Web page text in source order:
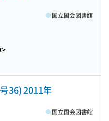
国立国会図書館
36) 2011年
国立国会図書館